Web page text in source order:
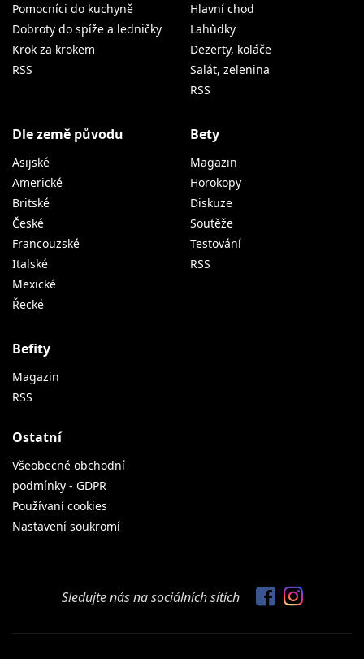
Pomocníci do kuchyně
Dobroty do spíže a ledničky
Krok za krokem
RSS
Hlavní chod
Lahůdky
Dezerty, koláče
Salát, zelenina
RSS
Dle země původu
Asijské
Americké
Britské
České
Francouzské
Italské
Mexické
Řecké
Bety
Magazin
Horokopy
Diskuze
Soutěže
Testování
RSS
Befity
Magazin
RSS
Ostatní
Všeobecné obchodní
podmínky - GDPR
Používaní cookies
Nastavení soukromí
Sledujte nás na sociálních sítích